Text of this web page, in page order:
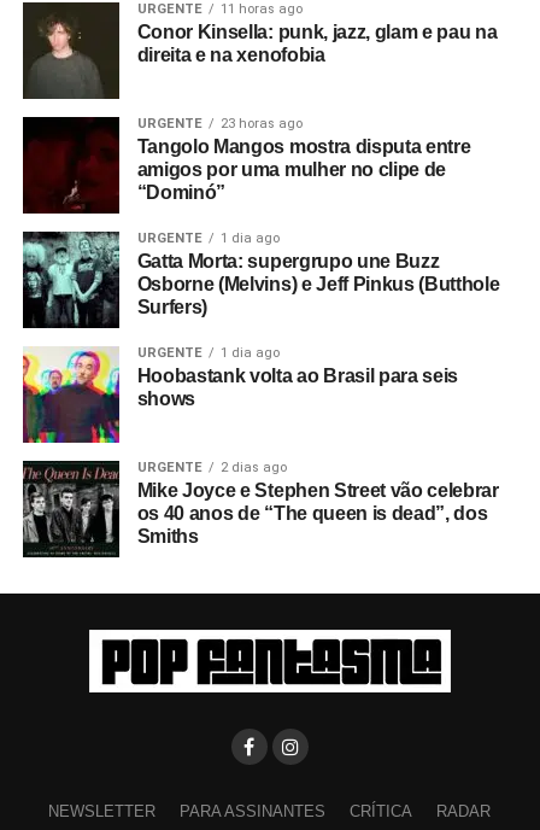
URGENTE 11 horas ago
Conor Kinsella: punk, jazz, glam e pau na
direita e na xenofobia
URGENTE 23 horas ago
Tangolo Mangos mostra disputa entre
amigos por uma mulher no clipe de
“Dominó”
URGENTE 1 dia ago
Gatta Morta: supergrupo une Buzz
Osborne (Melvins) e Jeff Pinkus (Butthole
Surfers)
URGENTE 1 dia ago
Hoobastank volta ao Brasil para seis
shows
URGENTE 2 dias ago
Mike Joyce e Stephen Street vão celebrar
os 40 anos de “The queen is dead”, dos
Smiths
NEWSLETTER PARA ASSINANTES CRÍTICA RADAR